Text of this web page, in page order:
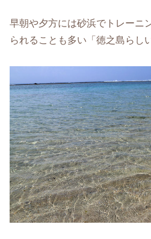
早朝や夕方には砂浜でトレーニ
られることも多い「徳之島らし